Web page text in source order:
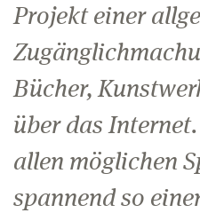
Projekt einer
Bücher,
über das
allen möglichen
spannend so